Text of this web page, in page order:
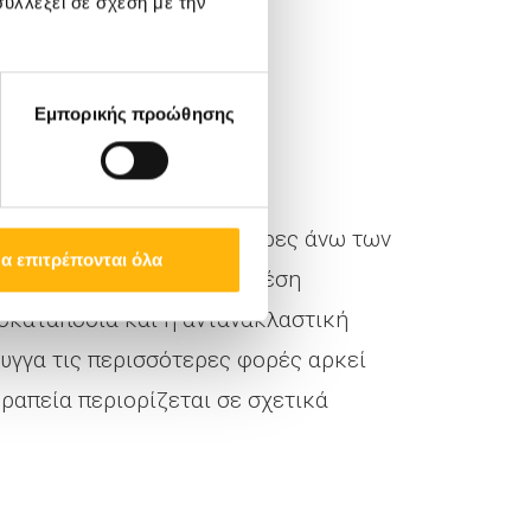
Εμπορικής προώθησης
επιτρέπονται όλα
βαρύτητας.
επίπτωση στους άνδρες άνω των
το αλκοόλ. Η πιο συχνή θέση
και η αντανακλαστική
τις περισσότερες φορές αρκεί
περιορίζεται σε σχετικά